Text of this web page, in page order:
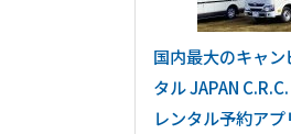
国内最大のキャ
タル JAPAN C.R.C.
レンタル予約ア